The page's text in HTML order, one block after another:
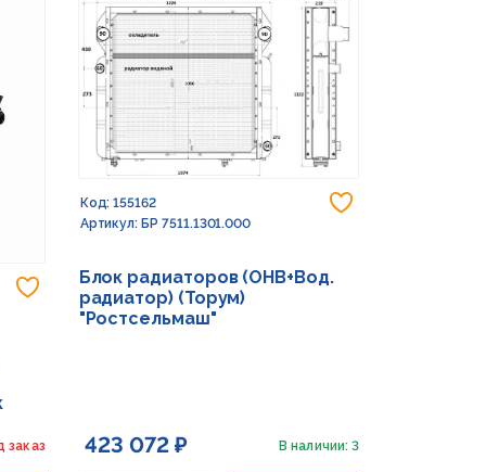
Добавить в избранное
заказ
Код: 155162
Артикул: БР 7511.1301.000
Блок радиаторов (ОНВ+Вод.
радиатор) (Торум)
"Ростсельмаш"
423 072 ₽ В наличии: 3